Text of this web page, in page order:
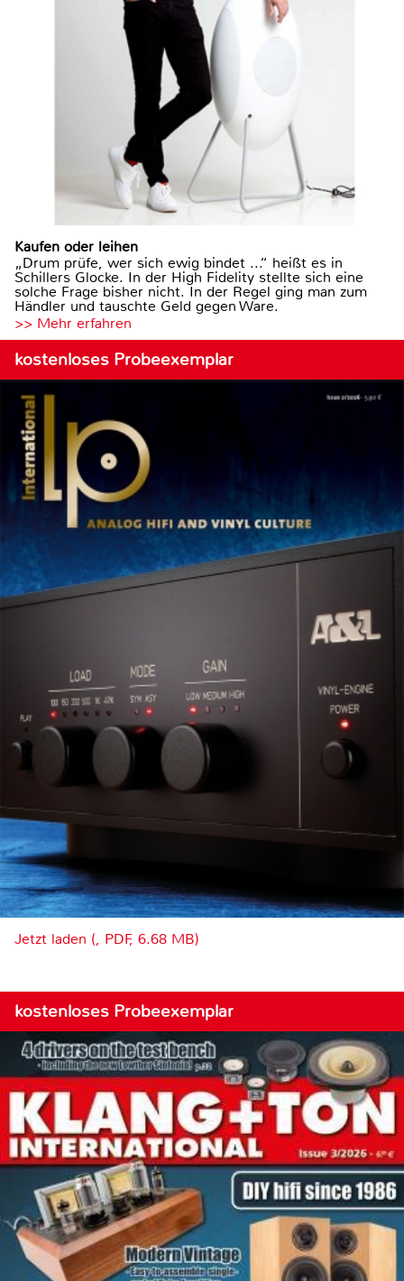
Kaufen oder leihen
„Drum prüfe, wer sich ewig bindet ...“ heißt es in
Schillers Glocke. In der High Fidelity stellte sich eine
solche Frage bisher nicht. In der Regel ging man zum
Händler und tauschte Geld gegen Ware.
>> Mehr erfahren
kostenloses Probeexemplar
Jetzt laden (, PDF, 6.68 MB)
kostenloses Probeexemplar